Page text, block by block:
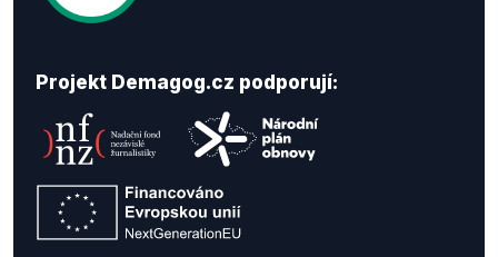
Projekt Demagog.cz podporují: